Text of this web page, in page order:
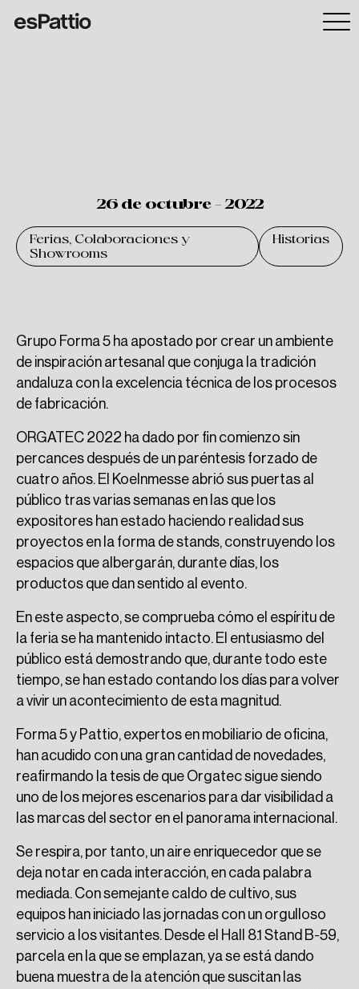
26 de octubre - 2022
Ferias, Colaboraciones y
Showrooms
Historias
Grupo Forma 5 ha apostado por crear un ambiente
de inspiración artesanal que conjuga la tradición
andaluza con la excelencia técnica de los procesos
de fabricación.
ORGATEC 2022 ha dado por fin comienzo sin
percances después de un paréntesis forzado de
cuatro años. El Koelnmesse abrió sus puertas al
público tras varias semanas en las que los
expositores han estado haciendo realidad sus
proyectos en la forma de stands, construyendo los
espacios que albergarán, durante días, los
productos que dan sentido al evento.
En este aspecto, se comprueba cómo el espíritu de
la feria se ha mantenido intacto. El entusiasmo del
público está demostrando que, durante todo este
tiempo, se han estado contando los días para volver
a vivir un acontecimiento de esta magnitud.
Forma 5 y Pattio, expertos en mobiliario de oficina,
han acudido con una gran cantidad de novedades,
reafirmando la tesis de que Orgatec sigue siendo
uno de los mejores escenarios para dar visibilidad a
las marcas del sector en el panorama internacional.
Se respira, por tanto, un aire enriquecedor que se
deja notar en cada interacción, en cada palabra
mediada. Con semejante caldo de cultivo, sus
equipos han iniciado las jornadas con un orgulloso
servicio a los visitantes. Desde el Hall 8.1 Stand B-59,
parcela en la que se emplazan, ya se está dando
buena muestra de la atención que suscitan las